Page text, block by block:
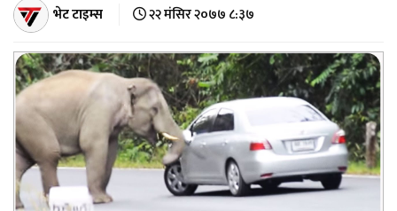
भेट टाइम्स २२ मंसिर २०७७ ८:३७